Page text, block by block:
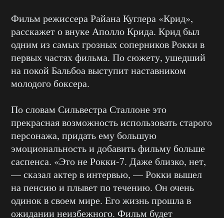
Фильм режиссера Райана Куглера «Крид»,
расскажет о внуке Аполло Крида. Крид был
одним из самых грозных соперников Рокки в
первых частях фильма. По сюжету, ушедший
на покой Бальбоа выступит наставником
молодого боксера.
По словам Сильвестра Сталлоне это
прекрасная возможность использовать старого
персонажа, придать ему большую
эмоциональность и добавить фильму больше
саспенса. «Это не Рокки-7. Даже близко, нет,
— сказал актер в интервью, — Рокки вышел
на пенсию и плывет по течению. Он очень
одинок в своем мире. Его жизнь прошла в
ожидании неизбежного. Фильм будет